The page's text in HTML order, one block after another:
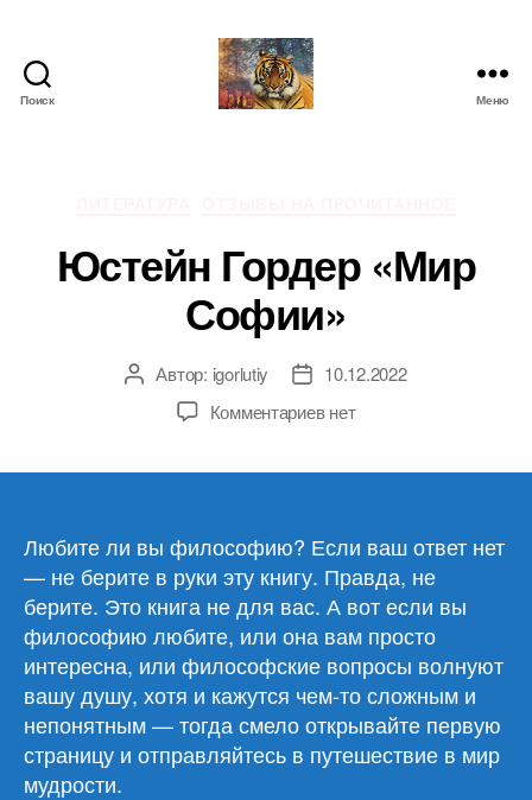
Поиск Меню
Юстейн Гордер «Мир
Софии»
Автор
записи
Автор: igorlutiy
Дата10.12.2022
Комментариевк
Софии»
нет
Любите ли вы философию? Если ваш ответ нет
— не берите в руки эту книгу. Правда, не
берите. Это книга не для вас. А вот если вы
философию любите, или она вам просто
интересна, или философские вопросы волнуют
вашу душу, хотя и кажутся чем-то сложным и
непонятным — тогда смело открывайте первую
страницу и отправляйтесь в путешествие в мир
мудрости.